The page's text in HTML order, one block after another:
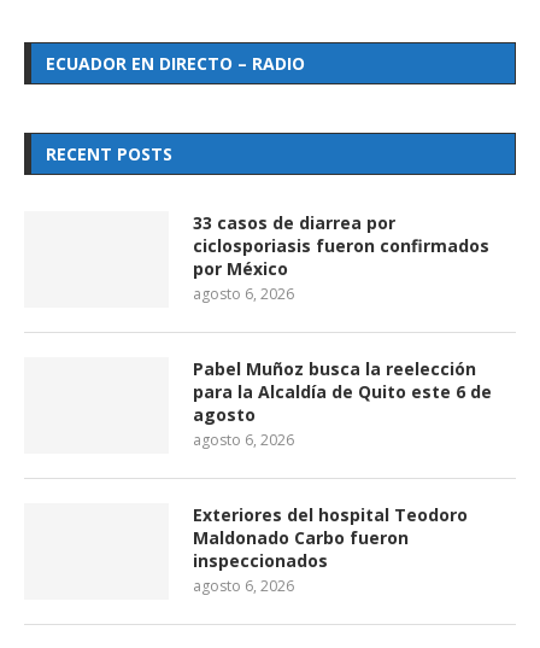
ECUADOR EN DIRECTO – RADIO
RECENT POSTS
33 casos de diarrea por
ciclosporiasis fueron confirmados
por México
agosto 6, 2026
Pabel Muñoz busca la reelección
para la Alcaldía de Quito este 6 de
agosto
agosto 6, 2026
Exteriores del hospital Teodoro
Maldonado Carbo fueron
inspeccionados
agosto 6, 2026